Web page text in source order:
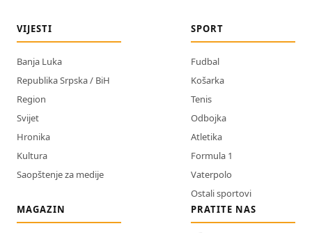
VIJESTI
Banja Luka
Republika Srpska / BiH
Region
Svijet
Hronika
Kultura
Saopštenje za medije
SPORT
Fudbal
Košarka
Tenis
Odbojka
Atletika
Formula 1
Vaterpolo
Ostali sportovi
MAGAZIN
PRATITE NAS